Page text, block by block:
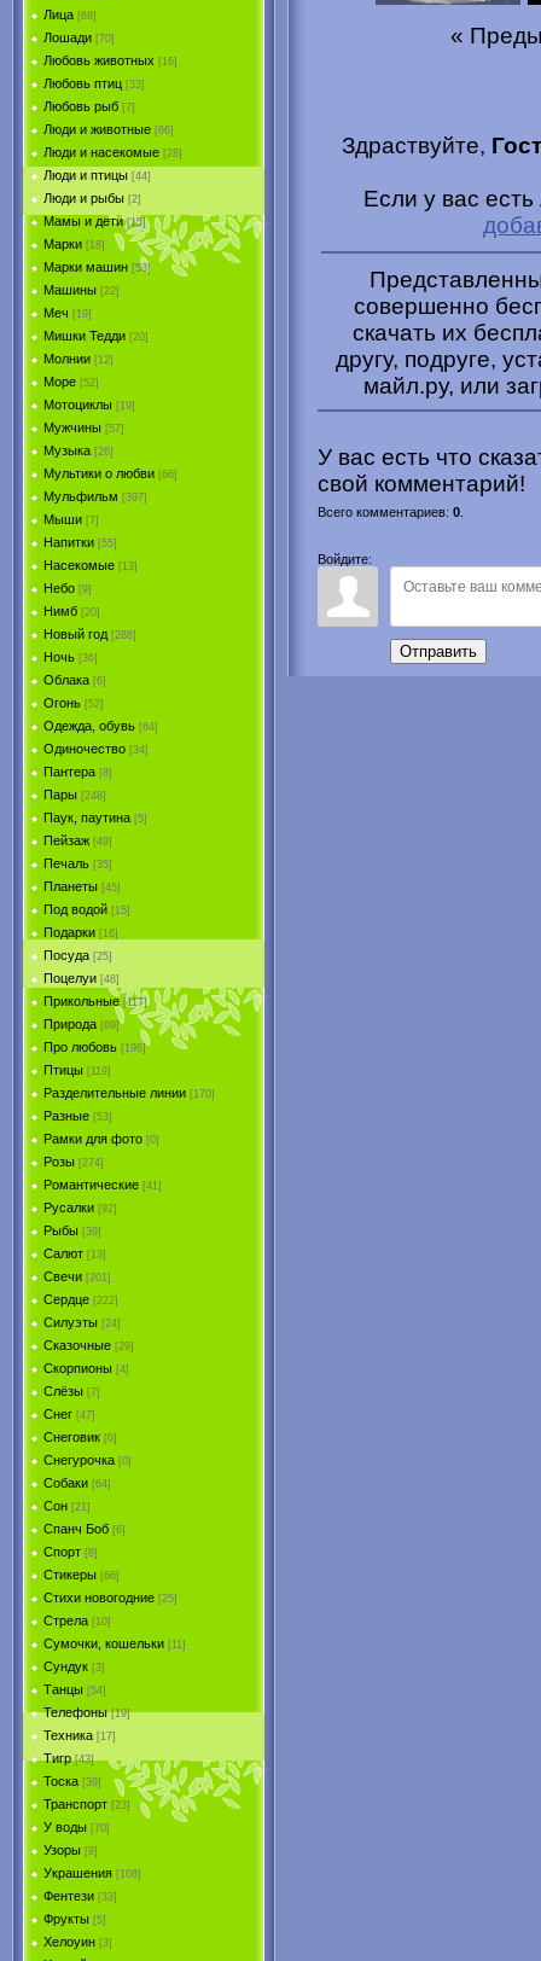
Лица [68]
Лошади [70]
Любовь животных [16]
Любовь птиц [33]
Любовь рыб [7]
Люди и животные [66]
Люди и насекомые [28]
Люди и птицы [44]
Люди и рыбы [2]
Мамы и дети [15]
Марки [18]
Марки машин [53]
Машины [22]
Меч [19]
Мишки Тедди [20]
Молнии [12]
Море [52]
Мотоциклы [19]
Мужчины [57]
Музыка [26]
Мультики о любви [66]
Мульфильм [397]
Мыши [7]
Напитки [55]
Насекомые [13]
Небо [9]
Нимб [20]
Новый год [288]
Ночь [36]
Облака [6]
Огонь [52]
Одежда, обувь [64]
Одиночество [34]
Пантера [8]
Пары [248]
Паук, паутина [5]
Пейзаж [49]
Печаль [35]
Планеты [45]
Под водой [15]
Подарки [16]
Посуда [25]
Поцелуи [48]
Прикольные [117]
Природа [69]
Про любовь [196]
Птицы [119]
Разделительные линии [170]
Разные [53]
Рамки для фото [0]
Розы [274]
Романтические [41]
Русалки [92]
Рыбы [39]
Салют [13]
Свечи [201]
Сердце [222]
Силуэты [24]
Сказочные [29]
Скорпионы [4]
Слёзы [7]
Снег [47]
Снеговик [0]
Снегурочка [0]
Собаки [64]
Сон [21]
Спанч Боб [6]
Спорт [8]
Стикеры [66]
Стихи новогодние [25]
Стрела [10]
Сумочки, кошельки [11]
Сундук [3]
Танцы [54]
Телефоны [19]
Техника [17]
Тигр [43]
Тоска [39]
Транспорт [23]
У воды [70]
Узоры [9]
Украшения [108]
Фентези [33]
Фрукты [5]
Хелоуин [3]
«
Здраствуйте,
Если у вас
совершенно
скачать их
другу, подруге,
майл.ру, или
У вас есть что
свой комментарий!
Всего комментариев: 0
Войдите:
Отправить